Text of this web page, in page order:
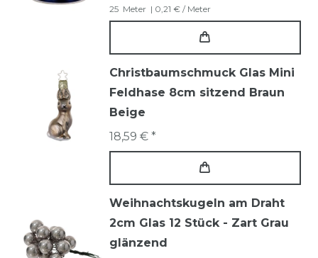
25 Meter | 0,21 € / Meter
Christbaumschmuck Glas Mini
Feldhase 8cm sitzend Braun
Beige
18,59 € *
Weihnachtskugeln am Draht
2cm Glas 12 Stück - Zart Grau
glänzend